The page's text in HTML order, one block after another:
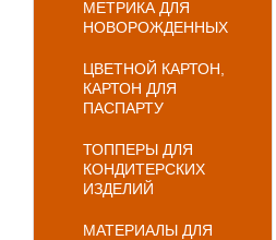
МЕТРИКА ДЛЯ
НОВОРОЖДЕННЫХ
ЦВЕТНОЙ КАРТОН,
КАРТОН ДЛЯ
ПАСПАРТУ
ТОППЕРЫ ДЛЯ
КОНДИТЕРСКИХ
ИЗДЕЛИЙ
МАТЕРИАЛЫ ДЛЯ